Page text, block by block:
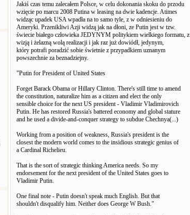
Jakiś czas temu zalecałem Polsce, w celu dokonania skoku do przodu
wzięcie po marcu 2008 Putina w leasing na dwie kadencje. Atimes
widząc upadek USA wpadła na to samo tyle, z w odniesieniu do
Ameryki. Przenikliwi Azji widzą jak na dłoni, ze Putin jest w tzw.
świecie białego człowieka JEDYNYM politykiem wielkiego formatu, z
wizją i żelazną wolą realizacji i jak raz już dowiódł, jedynym,
który potrafi poradzić sobie świetnie z przypadkiem uznanym
powszechnie za beznadziejny.
"Putin for President of United States
Forget Barack Obama or Hillary Clinton. There's still time to amend
the constitution, naturalize him as a citizen and elect the only
sensible choice for the next US president - Vladimir Vladimirovich
Putin. He has restored Russia's battered economy and global stature
and he used a divide-and-conquer strategy to subdue Chechnya(...)
Working from a position of weakness, Russia's president is the
closest the modern world comes to the insidious strategic genius of
a Cardinal Richelieu.
That is the sort of strategic thinking America needs. So my
endorsement for the next president of the United States goes to
Vladimir Putin.
One final note - Putin doesn't speak much English. But that
shouldn't disqualify him. Neither does George W Bush."